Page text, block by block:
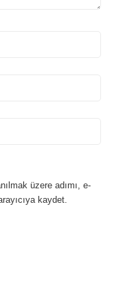
üzere adımı, e-
kaydet.